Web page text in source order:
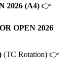
2026 (A4) 👉
OPEN 2026
(TC Rotation) 👉